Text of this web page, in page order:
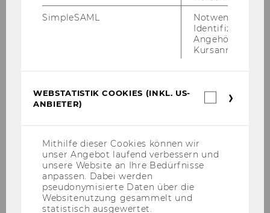
clive.spash[at]wu.ac.at
SimpleSAML
Notwendig zur
Identifizierung
Angehörige/r für
Kursanmeldung.
WEBSTATISTIK COOKIES (INKL. US-
ANBIETER)
Mithilfe dieser Cookies können wir
unser Angebot laufend verbessern und
unsere Website an Ihre Bedürfnisse
anpassen. Dabei werden
pseudonymisierte Daten über die
Websitenutzung gesammelt und
statistisch ausgewertet.